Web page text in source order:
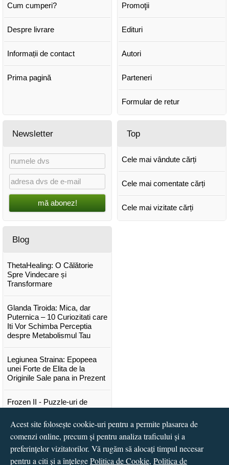
Cum cumperi?
Despre livrare
Informații de contact
Prima pagină
Promoţii
Edituri
Autori
Parteneri
Formular de retur
Newsletter
mă abonez!
Top
Cele mai vândute cărți
Cele mai comentate cărți
Cele mai vizitate cărți
Blog
ThetaHealing: O Călătorie
Spre Vindecare și
Transformare
Glanda Tiroida: Mica, dar
Puternica – 10 Curiozitati care
Iti Vor Schimba Perceptia
despre Metabolismul Tau
Legiunea Straina: Epopeea
unei Forte de Elita de la
Originile Sale pana in Prezent
Frozen II - Puzzle-uri de
Lansare "Portocalele verzi" de
Vitali Cipileaga
Acest site folosește cookie-uri pentru a permite plasarea de
comenzi online, precum și pentru analiza traficului și a
preferințelor vizitatorilor. Vă rugăm să alocați timpul necesar
pentru a citi și a înțelegePolitica de Cookie, Politica de